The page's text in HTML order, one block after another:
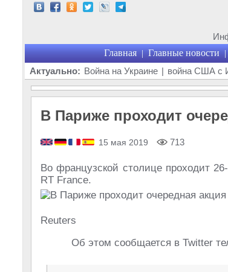
Главная | Главные новости |
Актуально: Война на Украине | война США с
В Париже проходит
15 мая 2019 713
Во французской столице проходит
RT France.
Reuters
Об этом сообщается в Twitter